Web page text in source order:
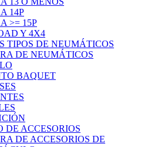
14P
>= 15P
Y 4X4
TIPOS DE NEUMÁTICOS
DE NEUMÁTICOS
BAQUET
DE ACCESORIOS
DE ACCESORIOS DE